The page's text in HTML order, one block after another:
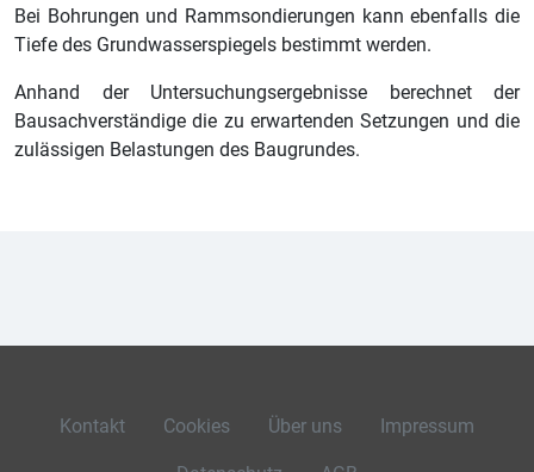
Bei Bohrungen und Rammsondierungen kann ebenfalls die
Tiefe des Grundwasserspiegels bestimmt werden.
Anhand der Untersuchungsergebnisse berechnet der
Bausachverständige die zu erwartenden Setzungen und die
zulässigen Belastungen des Baugrundes.
Kontakt Cookies Über uns Impressum